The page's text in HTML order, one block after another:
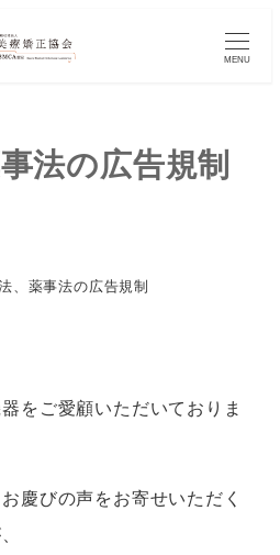
MENU
法の広告規制
、薬事法の広告規制
をご愛顧いただいておりま
慶びの声をお寄せいただく